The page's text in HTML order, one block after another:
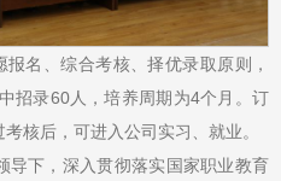
名、综合考核、择优录取原则，
招录60人，培养周期为4个月。订
核后，可进入公司实习、就业。
导下，深入贯彻落实国家职业教育